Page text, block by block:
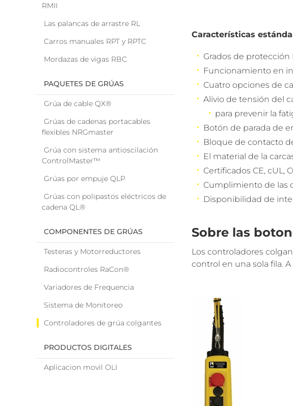
RMII
Las palancas de arrastre RL
Carros manuales RPT y RPTC
Mordazas de vigas RBC
PAQUETES DE GRÚAS
Grúa de cable QX®
Grúas de cadenas portacables
flexibles NRGmaster
Grúa con sistema antioscilación
ControlMaster™
Grúas por empuje QLP
Grúas con polipastos eléctricos de
cadena QL®
COMPONENTES DE GRÚAS
Testeras y Motorreductores
Radiocontroles RaCon®
Variadores de Frequencia
Sistema de Monitoreo
Controladores de grúa colgantes
PRODUCTOS DIGITALES
Aplicacion movil OLI
Características
Grados de protección
Funcionamiento en
Cuatro opciones de
Alivio de tensión del
para prevenir la
Botón de parada de
Bloque de contacto
El material de la
Certificados CE, cUL,
Cumplimiento de las
Disponibilidad de
Sobre las
Los controladores
control en una sola fila.